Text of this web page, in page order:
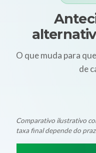
O que muda para
de
Comparativo ilustrativo
taxa final depende do